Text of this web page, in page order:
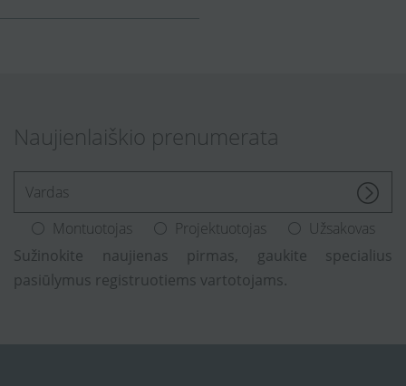
Naujienlaiškio prenumerata
Montuotojas Projektuotojas
Užsakovas
Sužinokite naujienas pirmas, gaukite specialius
pasiūlymus registruotiems vartotojams.